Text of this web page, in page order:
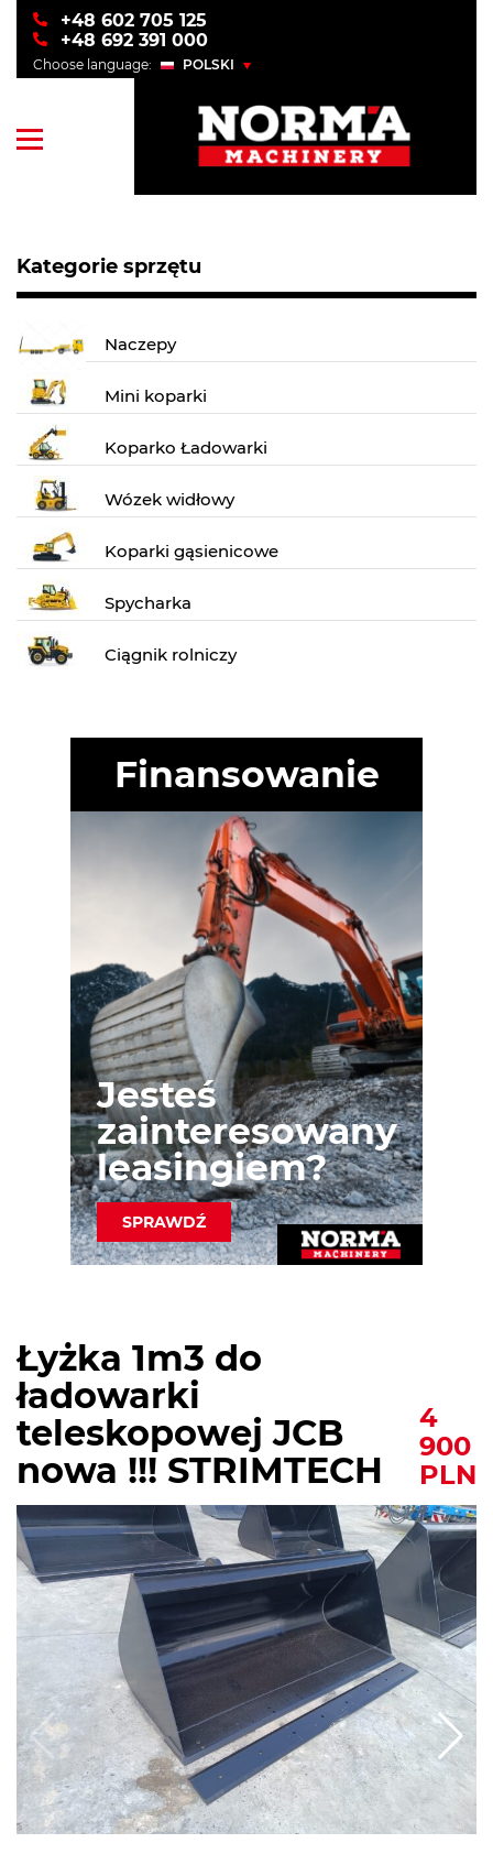
+48 602 705 125
+48 692 391 000
Choose language:
POLSKI
Kategorie sprzętu
Naczepy
Mini koparki
Koparko Ładowarki
Wózek widłowy
Koparki gąsienicowe
Spycharka
Ciągnik rolniczy
Finansowanie
Jesteś
zainteresowany
leasingiem?
SPRAWDŹ
Łyżka 1m3 do
ładowarki
teleskopowej JCB
nowa !!! STRIMTECH
4
900
PLN